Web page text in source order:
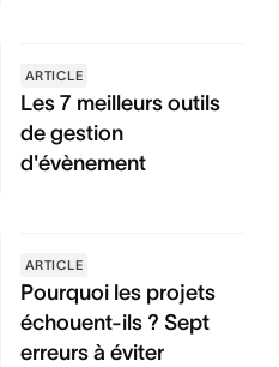
ARTICLE
Les 7 meilleurs outils
de gestion
d'évènement
ARTICLE
Pourquoi les projets
échouent-ils ? Sept
erreurs à éviter